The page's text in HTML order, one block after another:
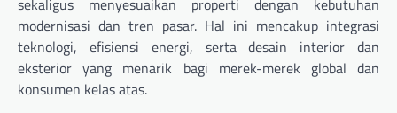
sekaligus menyesuaikan properti dengan kebutuhan
modernisasi dan tren pasar. Hal ini mencakup integrasi
teknologi, efisiensi energi, serta desain interior dan
eksterior yang menarik bagi merek-merek global dan
konsumen kelas atas.